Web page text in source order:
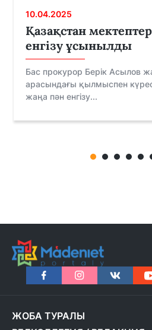
10.04.2025
Қазақстан
енгізу ұсынылды
Бас прокурор Берік Асылов
арасындағы қылмыспен
жаңа пән енгізу...
ЖОБА ТУРАЛЫ